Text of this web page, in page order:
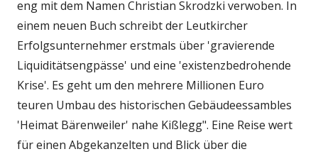
eng mit dem Namen Christian Skrodzki verwoben. In
einem neuen Buch schreibt der Leutkircher
Erfolgsunternehmer erstmals über 'gravierende
Liquiditätsengpässe' und eine 'existenzbedrohende
Krise'. Es geht um den mehrere Millionen Euro
teuren Umbau des historischen Gebäudeessambles
'Heimat Bärenweiler' nahe Kißlegg". Eine Reise wert
für einen Abgekanzelten und Blick über die